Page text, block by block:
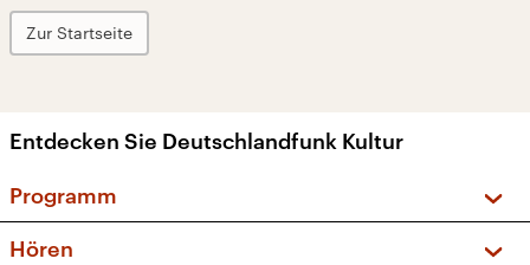
Zur Startseite
Entdecken Sie Deutschlandfunk Kultur
Programm
Hören